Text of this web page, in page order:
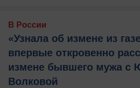
В России
«Узнала об измене из
впервые откровенно
измене бывшего мужа с
Волковой